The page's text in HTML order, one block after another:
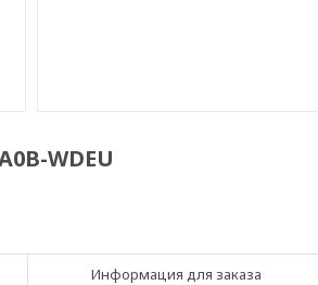
WDEU
Информация для заказа